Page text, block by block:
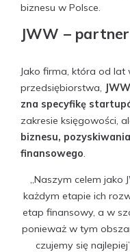
biznesu w Polsce.
JWW –
Jako firma, która od lat
przedsiębiorstwa,
zna specyfikę
zakresie księgowości,
biznesu,
finansowego
„Naszym celem
każdym etapie ich
etap finansowy, a w
ponieważ w tym
czujemy się